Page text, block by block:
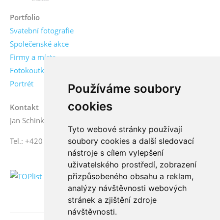
Používáme soubory
cookies
Tyto webové stránky používají
soubory cookies a další sledovací
nástroje s cílem vylepšení
uživatelského prostředí, zobrazení
přizpůsobeného obsahu a reklam,
analýzy návštěvnosti webových
stránek a zjištění zdroje
návštěvnosti.
Portfolio
Svatební fotografie
Společenské akce
Firmy a místa
Fotokoutky
Portrét
Kontakt
Jan Schinko jr., fotograf
Tel.: +420 776 771 000